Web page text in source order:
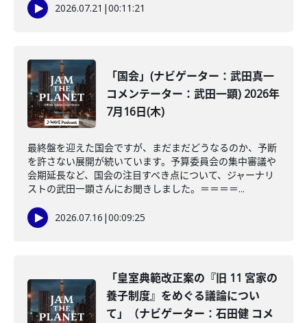
2026.07.21 |00:11:21
「国会」(ナビゲーター：武田真一
コメンテーター：武田一顕) 2026年
7月16日(木)
最終盤を迎えた国会ですが、まだまだどうなるのか、予断
を許さない展開が続いています。予算委員会の集中審議や
会期延長など、国会の注目すべき点について、ジャーナリ
ストの武田一顕さんにお聞きしました。＝＝＝＝...
2026.07.16 |00:09:25
「皇室典範改正案の『旧 11 宮家の
養子制度』をめぐる議論につい
て」（ナビゲーター：石田健 コメ